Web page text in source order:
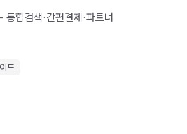
합검색·간편결제·파트너
드